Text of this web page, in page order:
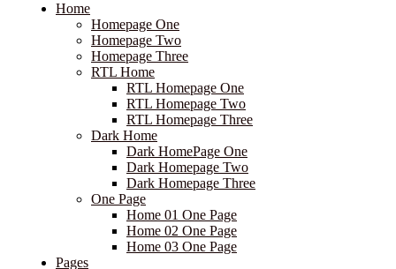
Home
Homepage One
Homepage Two
Homepage Three
RTL Home
RTL Homepage One
RTL Homepage Two
RTL Homepage Three
Dark Home
Dark HomePage One
Dark Homepage Two
Dark Homepage Three
One Page
Home 01 One Page
Home 02 One Page
Home 03 One Page
Pages